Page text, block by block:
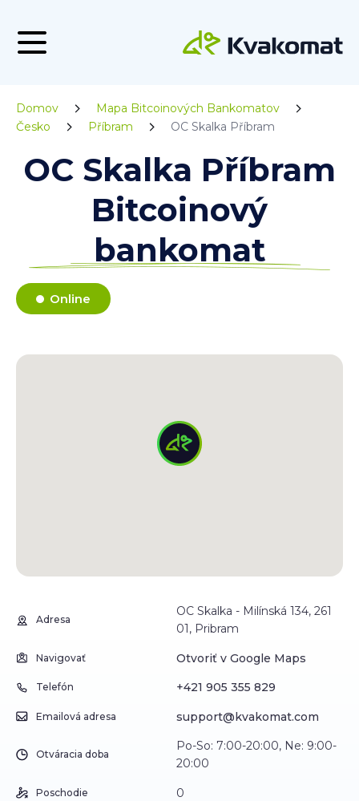
Domov
Mapa Bitcoinových Bankomatov
Česko
Příbram OC Skalka Příbram
OC Skalka Příbram
Bitcoinový
bankomat
Online
Adresa
OC Skalka - Milínská 134, 261
01, Pribram
Navigovať Otvoriť v Google Maps
Telefón +421 905 355 829
Emailová adresa support@kvakomat.com
Otváracia doba
Po-So: 7:00-20:00, Ne: 9:00-
20:00
Poschodie 0